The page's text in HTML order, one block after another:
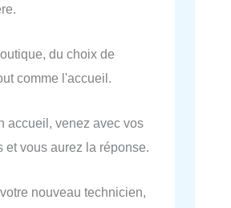
du choix de
comme l'accueil.
accueil, venez avec vos
et vous aurez la réponse.
nouveau technicien,